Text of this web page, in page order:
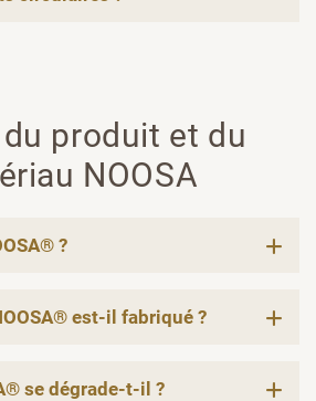
produit et du
NOOSA
?
est-il fabriqué ?
se dégrade-t-il ?